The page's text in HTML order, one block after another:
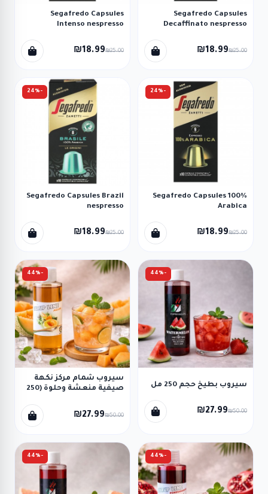
Segafredo Capsules
Decaffinato nespresso
₪18.99₪25.00
Segafredo Capsules
Intenso nespresso
₪18.99₪25.00
-24%
Segafredo Capsules 100%
Arabica
₪18.99₪25.00
-24%
Segafredo Capsules Brazil
nespresso
₪18.99₪25.00
-44%
سيروب بطيخ حجم 250 مل
₪27.99₪50.00
-44%
سيروب شمام مركز نكهة
صيفية منعشة وحلوة (250
₪27.99₪50.00
-44%
-44%